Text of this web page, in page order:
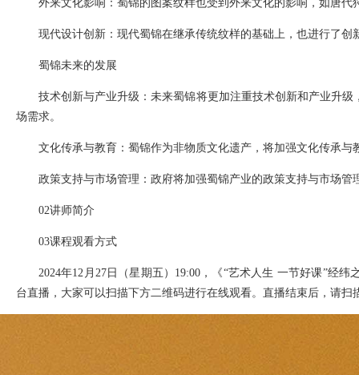
外来文化影响：蜀锦的图案纹样也受到外来文化的影响，如唐
现代设计创新：现代蜀锦在继承传统纹样的基础上，也进行了
蜀锦未来的发展
技术创新与产业升级：未来蜀锦将更加注重技术创新和产业升
场需求。
文化传承与教育：蜀锦作为非物质文化遗产，将加强文化传承
政策支持与市场管理：政府将加强蜀锦产业的政策支持与市场管
02讲师简介
03课程观看方式
2024年12月27日（星期五）19:00，《“艺术人生 一节好课”经
台直播，大家可以扫描下方二维码进行在线观看。直播结束后，请扫